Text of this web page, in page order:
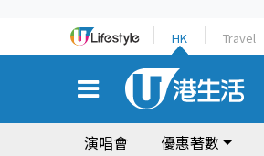
HK Travel
演唱會 優惠著數